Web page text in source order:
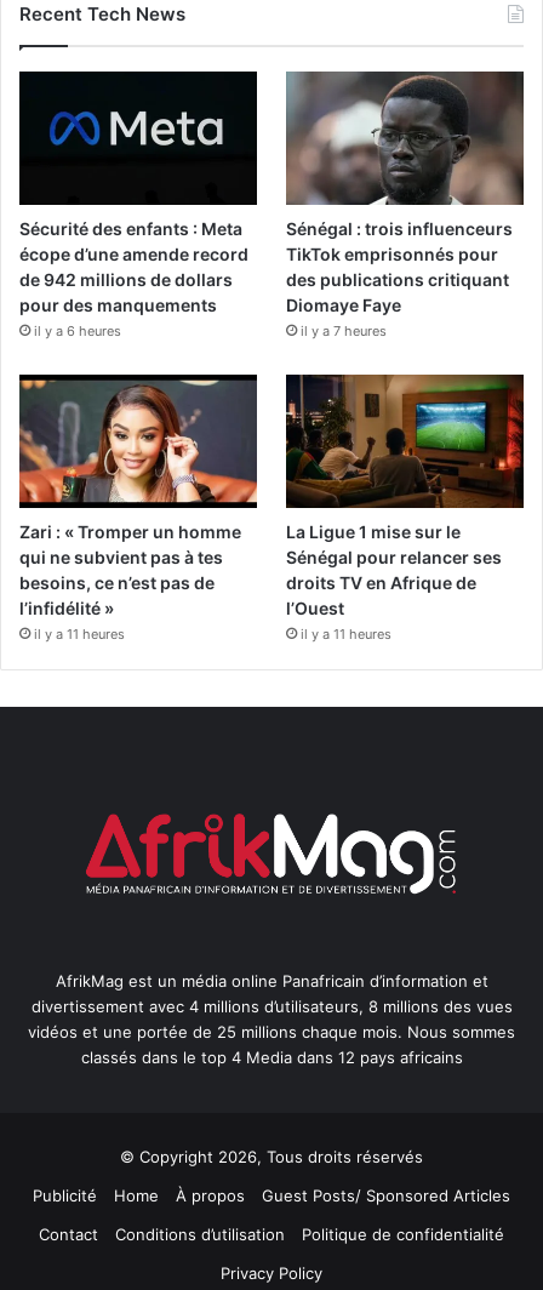
Recent Tech News
Sécurité des enfants : Meta
écope d’une amende record
de 942 millions de dollars
pour des manquements
il y a 6 heures
Sénégal : trois influenceurs
TikTok emprisonnés pour
des publications critiquant
Diomaye Faye
il y a 7 heures
Zari : « Tromper un homme
qui ne subvient pas à tes
besoins, ce n’est pas de
l’infidélité »
il y a 11 heures
La Ligue 1 mise sur le
Sénégal pour relancer ses
droits TV en Afrique de
l’Ouest
il y a 11 heures
AfrikMag est un média online Panafricain d’information et
divertissement avec 4 millions d’utilisateurs, 8 millions des vues
vidéos et une portée de 25 millions chaque mois. Nous sommes
classés dans le top 4 Media dans 12 pays africains
© Copyright 2026, Tous droits réservés
Publicité
Home À propos
Guest Posts/ Sponsored Articles
Contact
Conditions d’utilisation
Politique de confidentialité
Privacy Policy